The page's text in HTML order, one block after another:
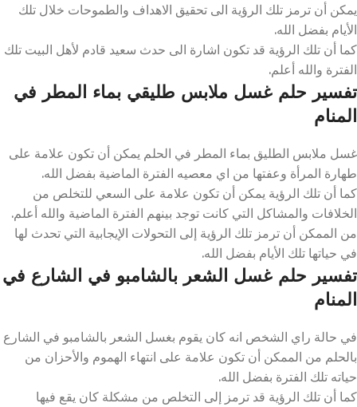
يمكن أن ترمز تلك الرؤية الى تحقيق الاهداف والطموحات خلال تلك
الأيام بفضل الله.
كما أن تلك الرؤية قد تكون اشارة الى حدث سعيد قادم لأهل البيت تلك
الفترة والله أعلم.
تفسير حلم غسل ملابس طليقي بماء المطر في
المنام
غسل ملابس الطليق بماء المطر في الحلم يمكن أن تكون علامة على
طهارة المرأة وعفتها من اي معصيه الفترة الماضية بفضل الله.
كما أن تلك الرؤية يمكن أن تكون علامة على السعي للتخلص من
الخلافات والمشاكل التي كانت توجد بينهم الفترة الماضية والله أعلم.
من الممكن أن ترمز تلك الرؤية إلى التحولات الإيجابية التي تحدث لها
في حياتها تلك الأيام بفضل الله.
تفسير حلم غسل الشعر بالشامبو في الشارع في
المنام
في حالة راي الشخص انه كان يقوم بغسل الشعر بالشامبو في الشارع
بالحلم من الممكن أن تكون علامة على انتهاء الهموم والأحزان من
حياته تلك الفترة بفضل الله.
كما أن تلك الرؤية قد ترمز إلى التخلص من مشكلة كان يقع فيها